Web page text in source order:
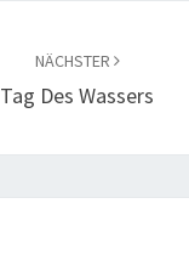
NÄCHSTER
Tag Des Wassers